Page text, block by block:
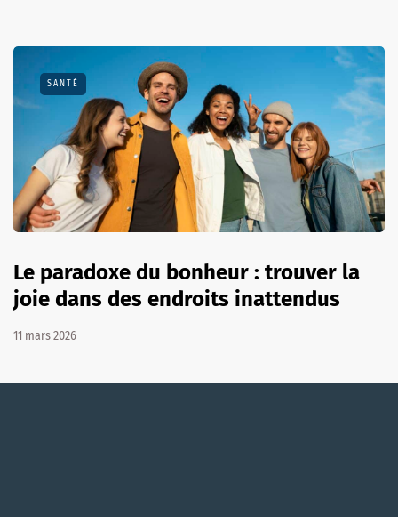
SANTÉ
Le paradoxe du bonheur : trouver la
joie dans des endroits inattendus
11 mars 2026